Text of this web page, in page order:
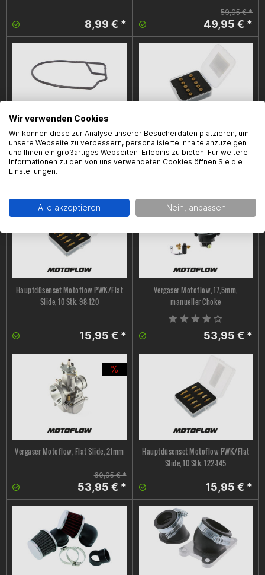
8,99 € *
59,95 € *
49,95 € *
Dichtung Schwimmerkammer,
Dellorto Typ PHVA Vergaser
Hauptdüsenset Motoflow, Dellorto,
6mm, 65-86
Hauptdüsenset Motoflow PWK/Flat
Slide, 10 Stk. 98-120
15,95 € *
Vergaser Motoflow, 17,5mm,
manueller Choke
53,95 € *
Vergaser Motoflow, Flat Slide, 21mm
60,95 € *
53,95 € *
Hauptdüsenset Motoflow PWK/Flat
Slide, 10 Stk. 122-145
15,95 € *
Wir verwenden Cookies
Wir können diese zur Analyse unserer Besucherdaten platzieren, um
unsere Webseite zu verbessern, personalisierte Inhalte anzuzeigen
und Ihnen ein großartiges Webseiten-Erlebnis zu bieten. Für weitere
Informationen zu den von uns verwendeten Cookies öffnen Sie die
Einstellungen.
Alle akzeptieren Nein, anpassen